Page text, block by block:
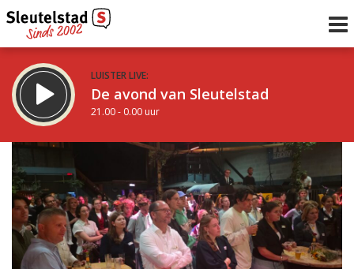
LUISTER LIVE:
De avond van Sleutelstad
21.00 - 0.00 uur
STRAKS:
De nacht van Sleutelstad
0.00 - 6.00 uur
Vorig uur
uur 1 van 0 Volgend uur
Inklappen